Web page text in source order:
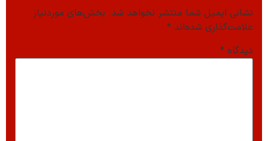
نشانی ایمیل شما منتشر نخواهد شد. بخش‌های موردنیاز
علامت‌گذاری شده‌اند *
دیدگاه *